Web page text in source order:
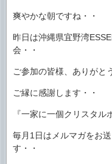
爽やかな朝ですね・・
昨日は沖縄県宜野湾
会・・
ご参加の皆様、ありがと
ご縁に感謝します・・
『一家に一個クリスタル
毎月1日はメルマガをお
す・・